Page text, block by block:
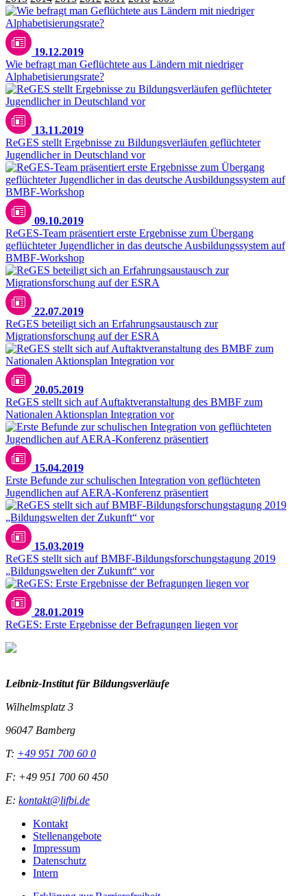
19.12.2019
Wie befragt man Geflüchtete aus Ländern mit niedriger
Alphabetisierungsrate?
13.11.2019
ReGES stellt Ergebnisse zu Bildungsverläufen geflüchteter
Jugendlicher in Deutschland vor
09.10.2019
ReGES-Team präsentiert erste Ergebnisse zum Übergang
geflüchteter Jugendlicher in das deutsche Ausbildungssystem auf
BMBF-Workshop
22.07.2019
ReGES beteiligt sich an Erfahrungsaustausch zur
Migrationsforschung auf der ESRA
20.05.2019
ReGES stellt sich auf Auftaktveranstaltung des BMBF zum
Nationalen Aktionsplan Integration vor
15.04.2019
Erste Befunde zur schulischen Integration von geflüchteten
Jugendlichen auf AERA-Konferenz präsentiert
15.03.2019
ReGES stellt sich auf BMBF-Bildungsforschungstagung 2019
„Bildungswelten der Zukunft“ vor
28.01.2019
ReGES: Erste Ergebnisse der Befragungen liegen vor
Leibniz-Institut für Bildungsverläufe
Wilhelmsplatz 3
96047 Bamberg
T: +49 951 700 60 0
F: +49 951 700 60 450
E: kontakt@lifbi.de
Kontakt
Stellenangebote
Impressum
Datenschutz
Intern